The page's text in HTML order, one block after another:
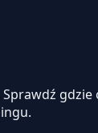
gdzie